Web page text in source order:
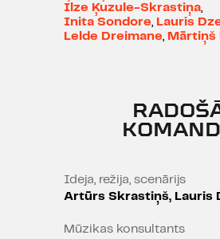
Ilze Ķuzule-Skrastiņa,
Inita Sondore, Lauris
Lelde Dreimane, Mārtiņš
Ideja, režija, scenārijs
Artūrs Skrastiņš, Lauris
Mūzikas konsultants